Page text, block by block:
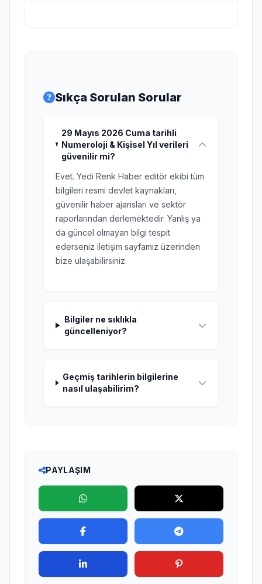
Sıkça Sorulan Sorular
29 Mayıs 2026 Cuma tarihli
Numeroloji & Kişisel Yıl verileri
güvenilir mi?
Evet. Yedi Renk Haber editör ekibi tüm
bilgileri resmi devlet kaynakları,
güvenilir haber ajansları ve sektör
raporlarından derlemektedir. Yanlış ya
da güncel olmayan bilgi tespit
ederseniz iletişim sayfamız üzerinden
bize ulaşabilirsiniz.
Bilgiler ne sıklıkla
güncelleniyor?
Geçmiş tarihlerin bilgilerine
nasıl ulaşabilirim?
PAYLAŞIM